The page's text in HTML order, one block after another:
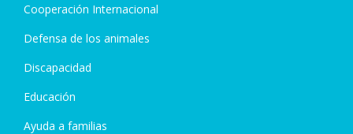
Cooperación Internacional
Defensa de los animales
Discapacidad
Educación
Ayuda a familias